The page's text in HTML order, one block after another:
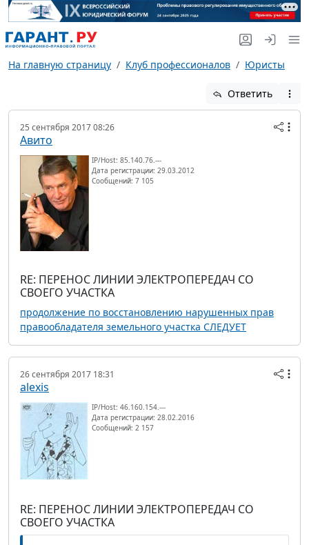
На главную страницу Клуб профессионалов Юристы
Ответить
25 сентября 2017 08:26
Авито
IP/Host: 85.140.76.---
Дата регистрации: 29.03.2012
Сообщений: 7 105
RE: ПЕРЕНОС ЛИНИИ ЭЛЕКТРОПЕРЕДАЧ СО
СВОЕГО УЧАСТКА
продолжение по восстановлению нарушенных прав
правообладателя земельного участка СЛЕДУЕТ
26 сентября 2017 18:31
alexis
IP/Host: 46.160.154.---
Дата регистрации: 28.02.2016
Сообщений: 2 157
RE: ПЕРЕНОС ЛИНИИ ЭЛЕКТРОПЕРЕДАЧ СО
СВОЕГО УЧАСТКА